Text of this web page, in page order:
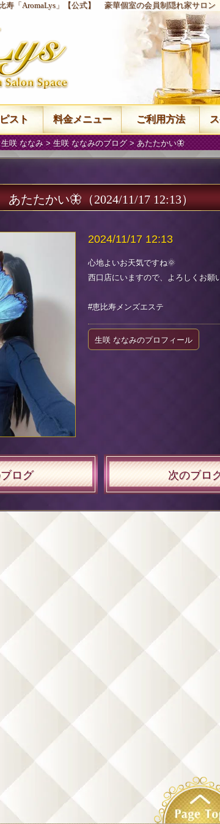
寿「AromaLys」【公式】 豪華個室の会員制隠れ家サロン
生咲 ななみ >生咲 ななみのブログ> あたたかい🦋
あたたかい🦋 （2024/11/17 12:13）
2024/11/17 12:13
心地よいお天気ですね🌞
西口店にいますので、よろしくお願
#恵比寿メンズエステ
生咲 ななみのプロフィール
ログ 次のブロ
スト 料金メニュー ご利用方法